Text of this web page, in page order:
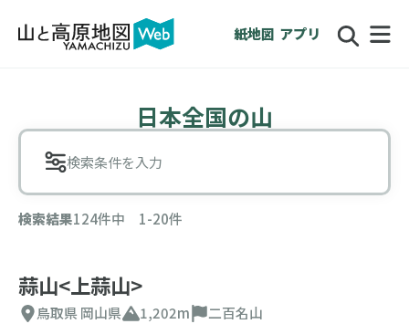
紙地図 アプリ
日本全国の山
検索条件を入力
検索結果124件中 1-20件
蒜山<上蒜山>
鳥取県 岡山県 1,202m 二百名山